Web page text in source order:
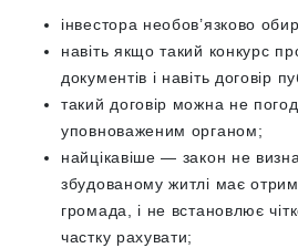
інвестора необов’язково
навіть якщо такий конкурс
документів і навіть договір
такий договір можна не
уповноваженим органом;
найцікавіше — закон не
збудованому житлі має
громада, і не встановлює
частку рахувати;